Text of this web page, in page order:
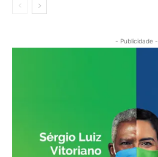
- Publicidade -